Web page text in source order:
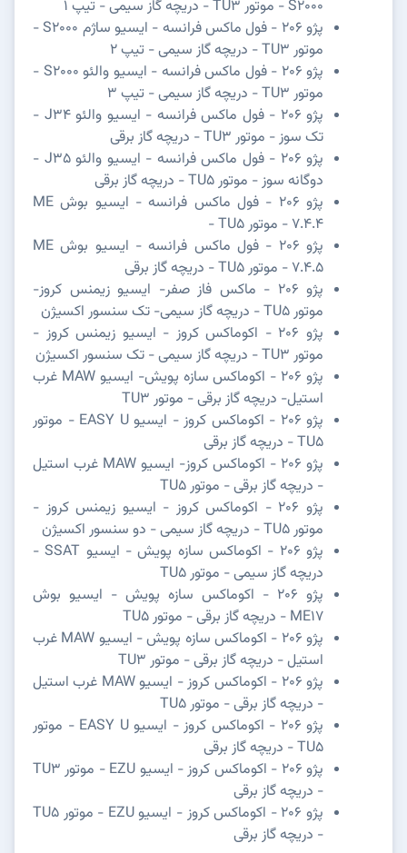
S2000 - موتور TU3 - دریچه گاز سیمی - تیپ 1
پژو 206 - فول ماکس فرانسه - ایسیو ساژم S2000 -
موتور TU3 - دریچه گاز سیمی - تیپ 2
پژو 206 - فول ماکس فرانسه - ایسیو والئو S2000 -
موتور TU3 - دریچه گاز سیمی - تیپ 3
پژو 206 - فول ماکس فرانسه - ایسیو والئو J34 -
تک سوز - موتور TU3 - دریچه گاز برقی
پژو 206 - فول ماکس فرانسه - ایسیو والئو J35 -
دوگانه سوز - موتور TU5 - دریچه گاز برقی
پژو 206 - فول ماکس فرانسه - ایسیو بوش ME
7.4.4 - موتور TU5 -
پژو 206 - فول ماکس فرانسه - ایسیو بوش ME
7.4.5 - موتور TU5 - دریچه گاز برقی
پژو 206 - ماکس فاز صفر- ایسیو زیمنس کروز-
موتور TU5 - دریچه گاز سیمی- تک سنسور اکسیژن
پژو 206 - اکوماکس کروز - ایسیو زیمنس کروز -
موتور TU3 - دریچه گاز سیمی - تک سنسور اکسیژن
پژو 206 - اکوماکس سازه پویش- ایسیو MAW غرب
استیل- دریچه گاز برقی - موتور TU3
پژو 206 - اکوماکس کروز - ایسیو EASY U - موتور
TU5 - دریچه گاز برقی
پژو 206 - اکوماکس کروز- ایسیو MAW غرب استیل
- دریچه گاز برقی - موتور TU5
پژو 206 - اکوماکس کروز - ایسیو زیمنس کروز -
موتور TU5 - دریچه گاز سیمی - دو سنسور اکسیژن
پژو 206 - اکوماکس سازه پویش - ایسیو SSAT -
دریچه گاز سیمی - موتور TU5
پژو 206 - اکوماکس سازه پویش - ایسیو بوش
ME17 - دریچه گاز برقی - موتور TU5
پژو 206 - اکوماکس سازه پویش - ایسیو MAW غرب
استیل - دریچه گاز برقی - موتور TU3
پژو 206 - اکوماکس کروز - ایسیو MAW غرب استیل
- دریچه گاز برقی - موتور TU5
پژو 206 - اکوماکس کروز - ایسیو EASY U - موتور
TU5 - دریچه گاز برقی
پژو 206 - اکوماکس کروز - ایسیو EZU - موتور TU3
- دریچه گاز برقی
پژو 206 - اکوماکس کروز - ایسیو EZU - موتور TU5
- دریچه گاز برقی